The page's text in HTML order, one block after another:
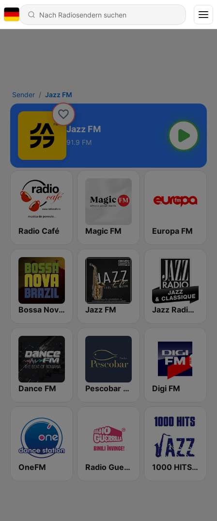
Sender Jazz FM
Jazz FM
91.9 FM
Radio Café Magic FM Europa FM
Bossa Nova Brazil Jazz FM Jazz Radio Jazz & Classique
Dance FM Pescobar Radio Digi FM
OneFM Radio Guerrilla 1000 HITS Jazz